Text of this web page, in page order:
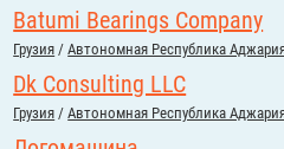
Batumi Bearings Company
Грузия /Автономная Республика
Dk Consulting LLC
Грузия /Автономная Республика